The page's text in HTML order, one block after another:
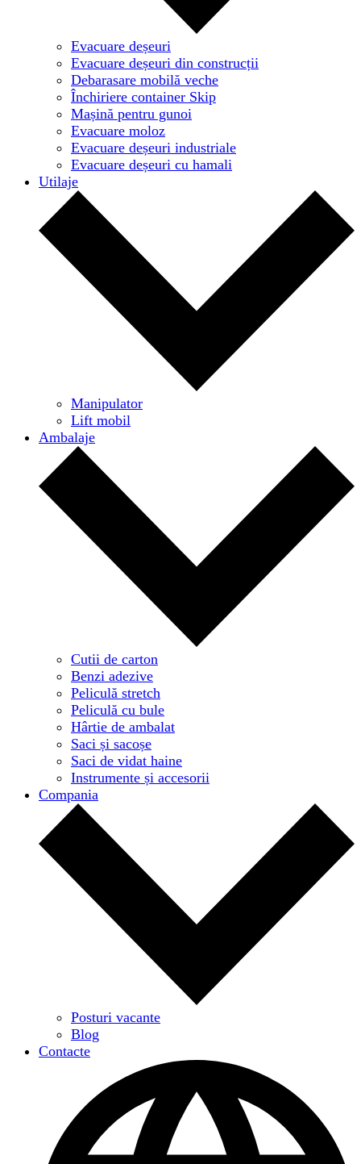
Evacuare deșeuri
Evacuare deșeuri din construcții
Debarasare mobilă veche
Închiriere container Skip
Mașină pentru gunoi
Evacuare moloz
Evacuare deșeuri industriale
Evacuare deșeuri cu hamali
Utilaje
Manipulator
Lift mobil
Ambalaje
Cutii de carton
Benzi adezive
Peliculă stretch
Peliculă cu bule
Hârtie de ambalat
Saci și sacoșe
Saci de vidat haine
Instrumente și accesorii
Compania
Posturi vacante
Blog
Contacte